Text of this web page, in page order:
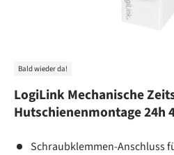
Bald wieder da!
LogiLink Mechanische
Hutschienenmontage 24h
Schraubklemmen-Anschluss